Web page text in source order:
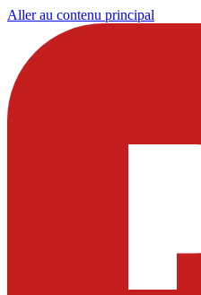
Aller au contenu principal